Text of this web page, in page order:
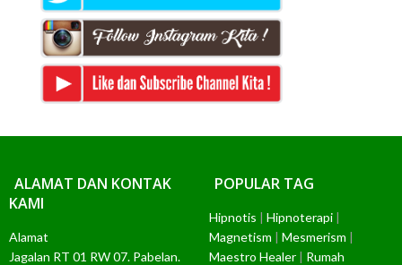
ALAMAT DAN KONTAK
KAMI
Alamat
Jagalan RT 01 RW 07. Pabelan.
POPULAR TAG
Hipnotis |Hipnoterapi |
Magnetism |Mesmerism |
Maestro Healer | Rumah